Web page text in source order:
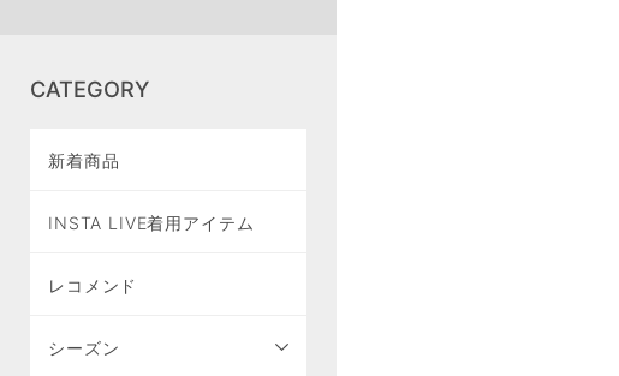
CATEGORY
新着商品
INSTA LIVE着用アイテム
レコメンド
シーズン